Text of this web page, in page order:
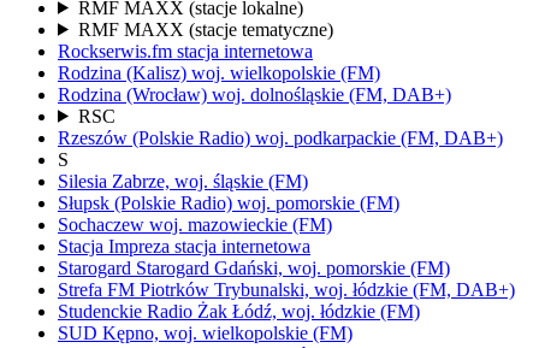
RMF MAXX (stacje lokalne)
RMF MAXX (stacje tematyczne)
Rockserwis.fm stacja internetowa
Rodzina (Kalisz) woj. wielkopolskie (FM)
Rodzina (Wrocław) woj. dolnośląskie (FM, DAB+)
RSC
Rzeszów (Polskie Radio) woj. podkarpackie (FM, DAB+)
S
Silesia Zabrze, woj. śląskie (FM)
Słupsk (Polskie Radio) woj. pomorskie (FM)
Sochaczew woj. mazowieckie (FM)
Stacja Impreza stacja internetowa
Starogard Starogard Gdański, woj. pomorskie (FM)
Strefa FM Piotrków Trybunalski, woj. łódzkie (FM, DAB+)
Studenckie Radio Żak Łódź, woj. łódzkie (FM)
SUD Kępno, woj. wielkopolskie (FM)